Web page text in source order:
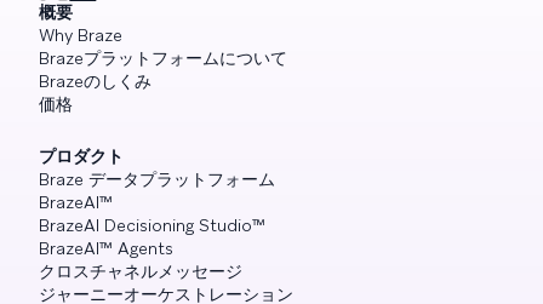
概要
Why Braze
Brazeプラットフォームについて
Brazeのしくみ
価格
プロダクト
Braze データプラットフォーム
BrazeAI™
BrazeAI Decisioning Studio™
BrazeAI™ Agents
クロスチャネルメッセージ
ジャーニーオーケストレーション